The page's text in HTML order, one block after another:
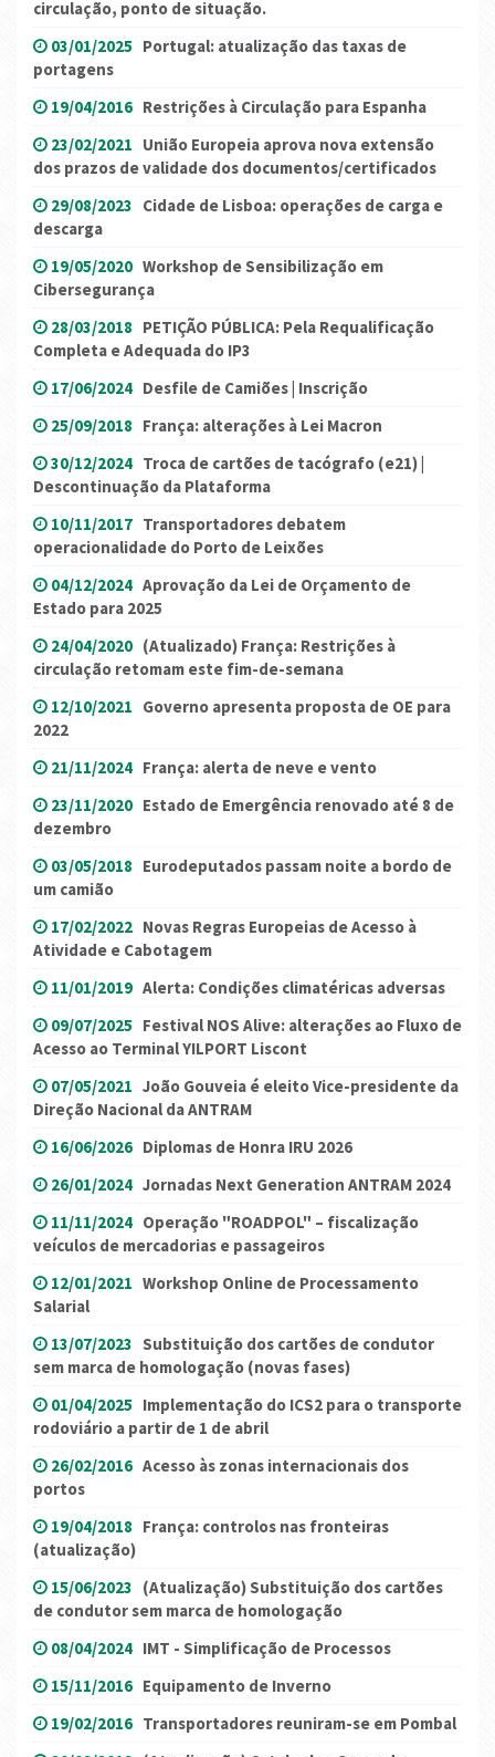
circulação, ponto de situação.
03/01/2025 Portugal: atualização das taxas de
portagens
19/04/2016 Restrições à Circulação para Espanha
23/02/2021 União Europeia aprova nova extensão
dos prazos de validade dos documentos/certificados
29/08/2023 Cidade de Lisboa: operações de carga e
descarga
19/05/2020 Workshop de Sensibilização em
Cibersegurança
28/03/2018 PETIÇÃO PÚBLICA: Pela Requalificação
Completa e Adequada do IP3
17/06/2024 Desfile de Camiões | Inscrição
25/09/2018 França: alterações à Lei Macron
30/12/2024 Troca de cartões de tacógrafo (e21) |
Descontinuação da Plataforma
10/11/2017 Transportadores debatem
operacionalidade do Porto de Leixões
04/12/2024 Aprovação da Lei de Orçamento de
Estado para 2025
24/04/2020 (Atualizado) França: Restrições à
circulação retomam este fim-de-semana
12/10/2021 Governo apresenta proposta de OE para
2022
21/11/2024 França: alerta de neve e vento
23/11/2020 Estado de Emergência renovado até 8 de
dezembro
03/05/2018 Eurodeputados passam noite a bordo de
um camião
17/02/2022 Novas Regras Europeias de Acesso à
Atividade e Cabotagem
11/01/2019 Alerta: Condições climatéricas adversas
09/07/2025 Festival NOS Alive: alterações ao Fluxo de
Acesso ao Terminal YILPORT Liscont
07/05/2021 João Gouveia é eleito Vice-presidente da
Direção Nacional da ANTRAM
16/06/2026 Diplomas de Honra IRU 2026
26/01/2024 Jornadas Next Generation ANTRAM 2024
11/11/2024 Operação "ROADPOL" – fiscalização
veículos de mercadorias e passageiros
12/01/2021 Workshop Online de Processamento
Salarial
13/07/2023 Substituição dos cartões de condutor
sem marca de homologação (novas fases)
01/04/2025 Implementação do ICS2 para o transporte
rodoviário a partir de 1 de abril
26/02/2016 Acesso às zonas internacionais dos
portos
19/04/2018 França: controlos nas fronteiras
(atualização)
15/06/2023 (Atualização) Substituição dos cartões
de condutor sem marca de homologação
08/04/2024 IMT - Simplificação de Processos
15/11/2016 Equipamento de Inverno
19/02/2016 Transportadores reuniram-se em Pombal